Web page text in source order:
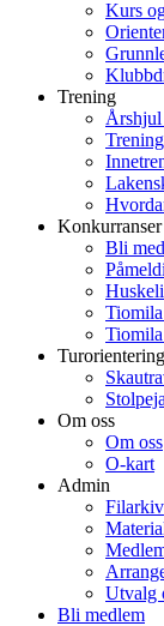
Kurs
Trening
Årshjul
Trening
Konkurranser
Bli
Turorientering
Om oss
Om oss
O-kart
Admin
Filarkiv
Utvalg
Bli medlem